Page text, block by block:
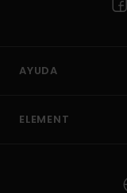
AYUDA
ELEMENT